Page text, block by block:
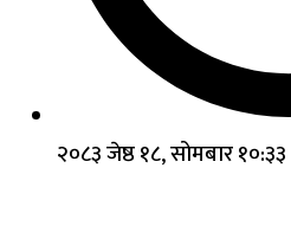
२०८३ जेष्ठ १८, सोमबार १०:३३